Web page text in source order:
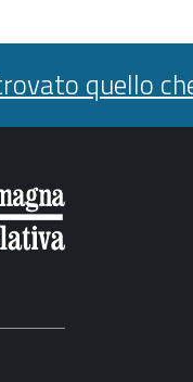
quello